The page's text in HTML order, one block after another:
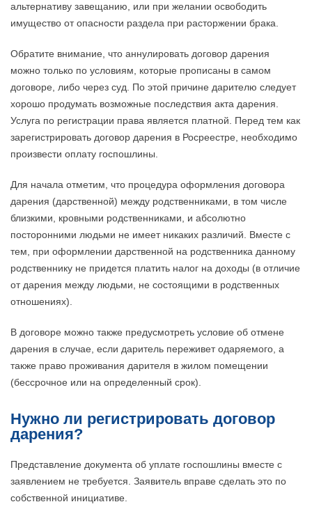
альтернативу завещанию, или при желании освободить
имущество от опасности раздела при расторжении брака.
Обратите внимание, что аннулировать договор дарения
можно только по условиям, которые прописаны в самом
договоре, либо через суд. По этой причине дарителю следует
хорошо продумать возможные последствия акта дарения.
Услуга по регистрации права является платной. Перед тем как
зарегистрировать договор дарения в Росреестре, необходимо
произвести оплату госпошлины.
Для начала отметим, что процедура оформления договора
дарения (дарственной) между родственниками, в том числе
близкими, кровными родственниками, и абсолютно
посторонними людьми не имеет никаких различий. Вместе с
тем, при оформлении дарственной на родственника данному
родственнику не придется платить налог на доходы (в отличие
от дарения между людьми, не состоящими в родственных
отношениях).
В договоре можно также предусмотреть условие об отмене
дарения в случае, если даритель переживет одаряемого, а
также право проживания дарителя в жилом помещении
(бессрочное или на определенный срок).
Нужно ли регистрировать договор
дарения?
Представление документа об уплате госпошлины вместе с
заявлением не требуется. Заявитель вправе сделать это по
собственной инициативе.